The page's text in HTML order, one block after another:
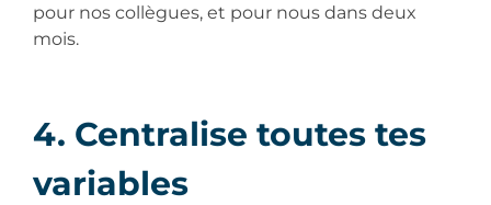
pour nos collègues, et pour nous dans deux
mois.
4. Centralise toutes tes
variables